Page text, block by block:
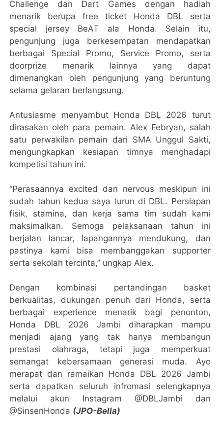
Challenge dan Dart Games dengan hadiah
menarik berupa free ticket Honda DBL serta
special jersey BeAT ala Honda. Selain itu,
pengunjung juga berkesempatan mendapatkan
berbagai Special Promo, Service Promo, serta
doorprize menarik lainnya yang dapat
dimenangkan oleh pengunjung yang beruntung
selama gelaran berlangsung.
Antusiasme menyambut Honda DBL 2026 turut
dirasakan oleh para pemain. Alex Febryan, salah
satu perwakilan pemain dari SMA Unggul Sakti,
mengungkapkan kesiapan timnya menghadapi
kompetisi tahun ini.
“Perasaannya excited dan nervous meskipun ini
sudah tahun kedua saya turun di DBL. Persiapan
fisik, stamina, dan kerja sama tim sudah kami
maksimalkan. Semoga pelaksanaan tahun ini
berjalan lancar, lapangannya mendukung, dan
pastinya kami bisa membanggakan supporter
serta sekolah tercinta,” ungkap Alex.
Dengan kombinasi pertandingan basket
berkualitas, dukungan penuh dari Honda, serta
berbagai experience menarik bagi penonton,
Honda DBL 2026 Jambi diharapkan mampu
menjadi ajang yang tak hanya membangun
prestasi olahraga, tetapi juga memperkuat
semangat kebersamaan generasi muda. Ayo
merapat dan ramaikan Honda DBL 2026 Jambi
serta dapatkan seluruh infromasi selengkapnya
melalui akun Instagram @DBLJambi dan
@SinsenHonda (JPO-Bella)